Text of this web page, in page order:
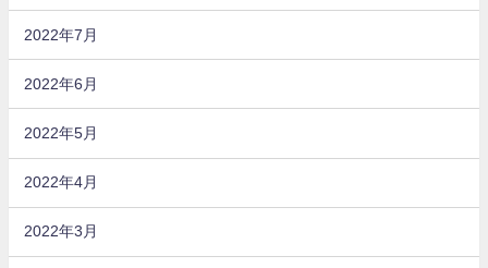
2022年7月
2022年6月
2022年5月
2022年4月
2022年3月